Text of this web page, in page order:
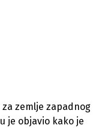
zemlje zapadnog
je objavio kako je